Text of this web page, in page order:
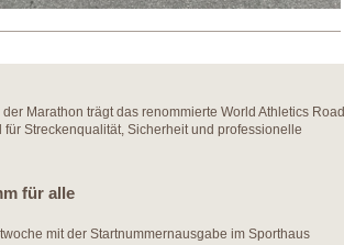
Marathon trägt das renommierte World Athletics Road
Streckenqualität, Sicherheit und professionelle
für alle
mit der Startnummernausgabe im Sporthaus